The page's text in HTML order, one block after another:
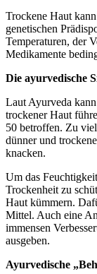
Trockene Haut
genetischen
Temperaturen, der
Medikamente
Die ayurvedische
Laut Ayurveda
trockener Haut
50 betroffen. Zu
dünner und
knacken.
Um das
Trockenheit zu
Haut kümmern.
Mittel. Auch eine
immensen
ausgeben.
Ayurvedische